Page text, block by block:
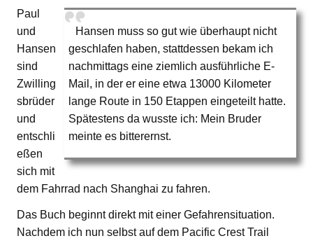
Hansen muss so gut wie überhaupt nicht
geschlafen haben, stattdessen bekam ich
nachmittags eine ziemlich ausführliche E-
Mail, in der er eine etwa 13000 Kilometer
lange Route in 150 Etappen eingeteilt hatte.
Spätestens da wusste ich: Mein Bruder
meinte es bitterernst.
Paul
und
Hansen
sind
Zwilling
sbrüder
und
entschli
eßen
sich mit
dem Fahrrad nach Shanghai zu fahren.
Das Buch beginnt direkt mit einer Gefahrensituation.
Nachdem ich nun selbst auf dem Pacific Crest Trail